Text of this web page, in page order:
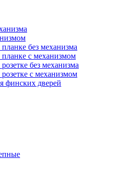
без механизма
с механизмом
без механизма
с механизмом
финских дверей